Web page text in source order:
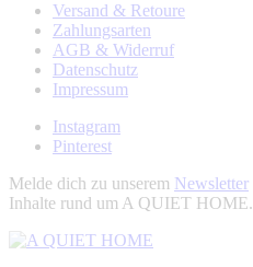
Versand & Retoure
Zahlungsarten
AGB & Widerruf
Datenschutz
Impressum
Instagram
Pinterest
Melde dich zu unserem Newsletter
Inhalte rund um A QUIET HOME.